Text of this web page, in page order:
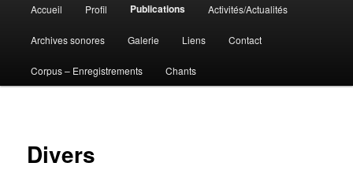
principal
Aller
au
contenu
Accueil Profil Publications Activités/Actualités
Archives sonores Galerie Liens Contact
Corpus – Enregistrements Chants
Divers